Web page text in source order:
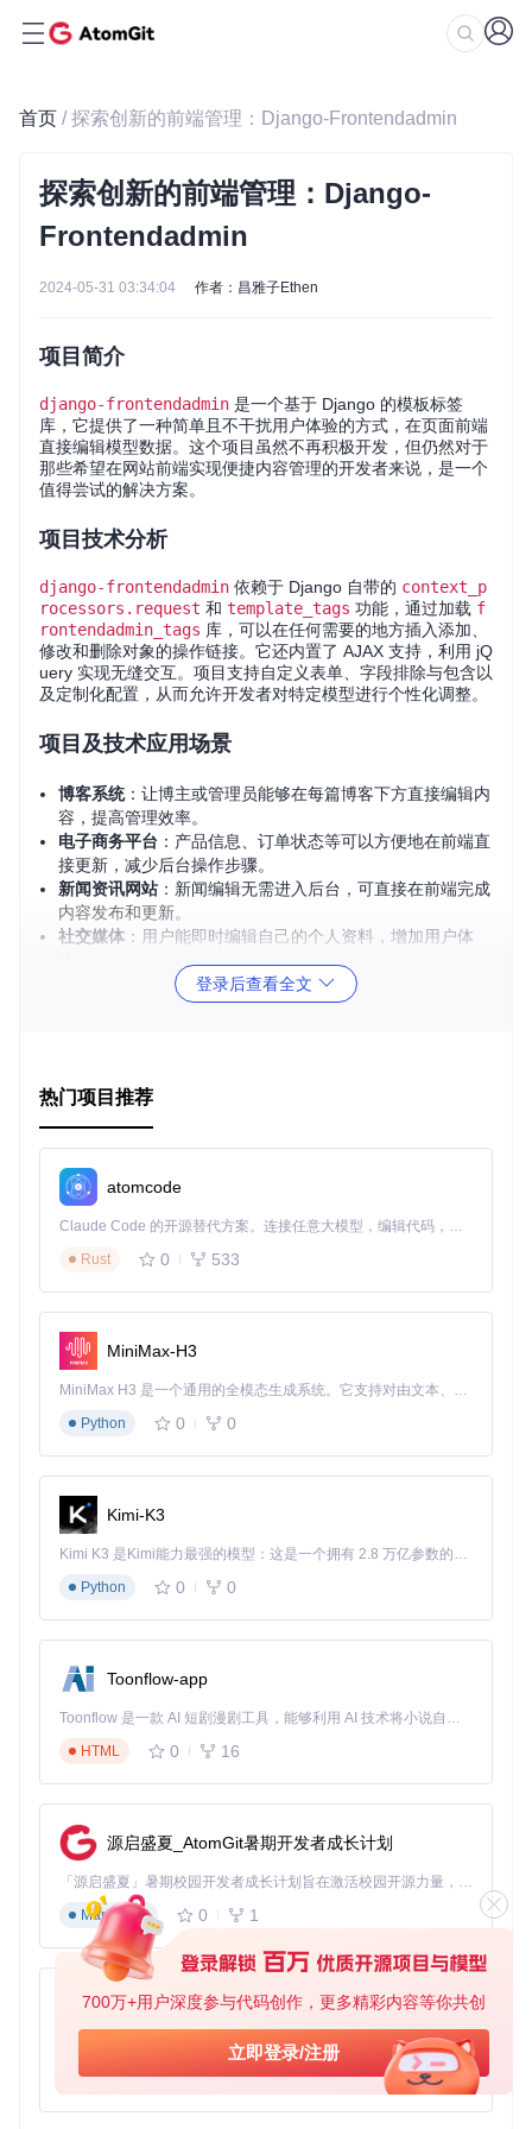
700万+用户深度参与代码创作，更多精彩内容等你共创
立即登录/注册
首页 / 探索创新的前端管理：Django-Frontendadmin
探索创新的前端管理：Django-
Frontendadmin
2024-05-31 03:34:04 作者：昌雅子Ethen
项目简介
django-frontendadmin 是一个基于 Django 的模板标签
库，它提供了一种简单且不干扰用户体验的方式，在页面前端
直接编辑模型数据。这个项目虽然不再积极开发，但仍然对于
那些希望在网站前端实现便捷内容管理的开发者来说，是一个
值得尝试的解决方案。
项目技术分析
django-frontendadmin 依赖于 Django 自带的 context_p
rocessors.request 和 template_tags 功能，通过加载 f
rontendadmin_tags 库，可以在任何需要的地方插入添加、
修改和删除对象的操作链接。它还内置了 AJAX 支持，利用 jQ
uery 实现无缝交互。项目支持自定义表单、字段排除与包含以
及定制化配置，从而允许开发者对特定模型进行个性化调整。
项目及技术应用场景
博客系统：让博主或管理员能够在每篇博客下方直接编辑内
容，提高管理效率。
电子商务平台 ：产品信息、订单状态等可以方便地在前端直
接更新，减少后台操作步骤。
新闻资讯网站 ：新闻编辑无需进入后台，可直接在前端完成
内容发布和更新。
社交媒体 ：用户能即时编辑自己的个人资料，增加用户体
，并配置相应的 URLConf 和
OCESSORS，即可快速启用。
模板标签强大
admin_change和frontendadmin_delete三个标签，
方便地实现对象的操作。
权限控制
性。
AJAX 支持 ：提升用户界面的响应速度和交互性。
字段，高度可定制。
尽管django-frontendadmin
兼容旧版 Django，并为旧项目的维护提供便利。如果你正寻
找一个轻量级的解决方案，使前端内容管理变得更加直观和高
django-frontendadmin无疑值得一试。
许可证：
登录后查看全文
热门项目推荐
atomcode
Claude Code 的开源替代方案。连接任意大模型，编辑代码，运行命令，自动验证 — 全自动执行。用 Rust 构建，极致性能。 ｜ An open-source alternative to Claude Code. Connect any LLM, edit code, run commands, and verify changes — autonomously. Built in Rust for speed. Get Started
Rust
0 533
MiniMax-H3
MiniMax H3 是一个通用的全模态生成系统。它支持对由文本、图像、视频和音频组成的多模态上下文进行统一理解，并能生成分辨率高达 2K、时长可达 15 秒的带原生立体声音频的视频。得益于面向任务泛化的系统设计，H3 在预训练阶段就已具备广泛的多模态上下文理解与生成能力，能够出色地执行复杂的多模态指令。
Python
0 0
Kimi-K3
Kimi K3 是Kimi能力最强的模型：这是一个拥有 2.8 万亿参数的混合专家（MoE）模型，具备原生视觉理解能力，并支持 100 万 token 的上下文窗口。
Python
0 0
Toonflow-app
Toonflow 是一款 AI 短剧漫剧工具，能够利用 AI 技术将小说自动转化为剧本，并结合 AI 生成的图片和视频，实现高效的短剧创作。借助 Toonflow，可以轻松完成从文字到影像的全流程，让短剧制作变得更加智能与便捷。
HTML
0 16
源启盛夏_AtomGit暑期开发者成长计划
「源启盛夏」暑期校园开发者成长计划旨在激活校园开源力量，通过积分激励、认证扶持、资源倾斜等形式，引导高校组织和开发者完成「入驻 — 建项目 — 做贡献 — 获认证 — 得资源」的完整闭环。无论你是想带领社团入驻平台的组织者，还是希望用代码贡献证明自己的开发者，都能在这里找到属于你的成长路径。
Markdown
0 1
AionUi
免费、本地、开源的 24/7 全天候 Cowork 应用，以及适用于 Gemini CLI、Claude Code、Codex、OpenCode、Qwen Code、Goose CLI、Auggie 等的 OpenClaw | 🌟 喜欢就点star吧
TypeScript
0 6